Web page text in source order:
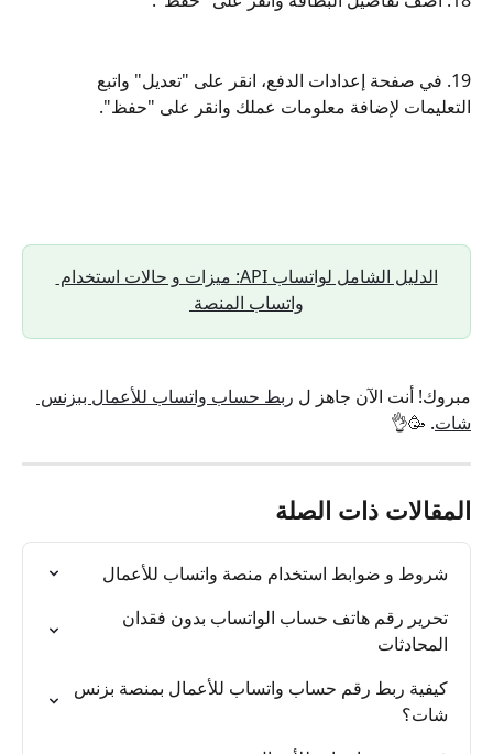
19. في صفحة إعدادات الدفع، انقر على "تعديل" واتبع
التعليمات لإضافة معلومات عملك وانقر على "حفظ".
الدليل الشامل لواتساب API: ميزات و حالات استخدام
واتساب المنصة
مبروك! أنت الآن جاهز ل ربط حساب واتساب للأعمال ببزنس
شات. 🥳👌
المقالات ذات الصلة
شروط و ضوابط استخدام منصة واتساب للأعمال
تحرير رقم هاتف حساب الواتساب بدون فقدان
المحادثات
كيفية ربط رقم حساب واتساب للأعمال بمنصة بزنس
شات؟